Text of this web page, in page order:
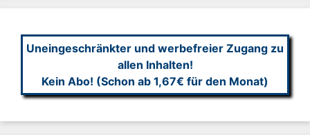
Uneingeschränkter und werbefreier Zugang zu
allen Inhalten!
Kein Abo! (Schon ab 1,67€ für den Monat)